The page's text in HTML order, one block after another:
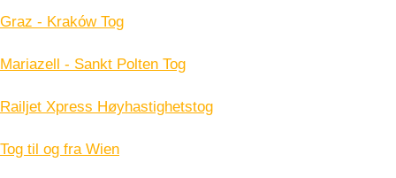
Graz - Kraków Tog
Mariazell - Sankt Polten Tog
Railjet Xpress Høyhastighetstog
Tog til og fra Wien